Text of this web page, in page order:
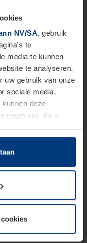
NV/SA, gebruik
te
media te kunnen
te analyseren.
uw gebruik van onze
sociale media,
deze
gegevens die u
op uw
Voor alle andere
Uw
de uitleg van de